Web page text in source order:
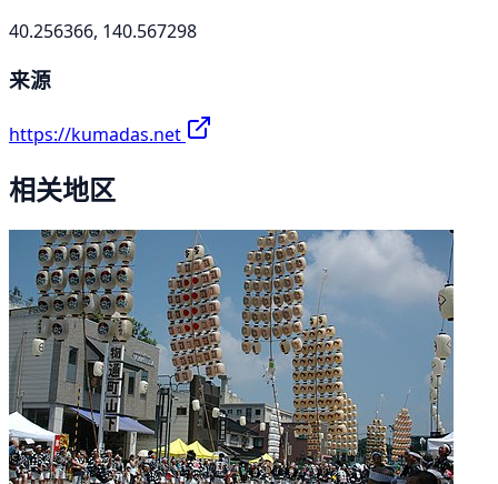
40.256366, 140.567298
来源
https://kumadas.net
相关地区